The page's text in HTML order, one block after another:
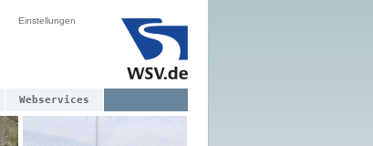
Einstellungen
Webservices